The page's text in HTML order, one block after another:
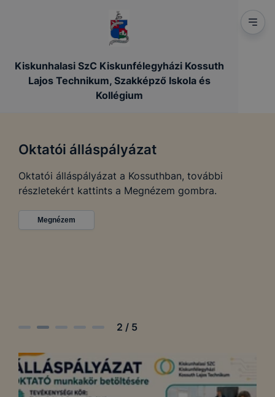
Kiskunhalasi SzC Kiskunfélegyházi Kossuth
Lajos Technikum, Szakképző Iskola és
Kollégium
Oktatói álláspályázat
Oktatói álláspályázat a Kossuthban, további
részletekért kattints a Megnézem gombra.
Megnézem
2 / 5